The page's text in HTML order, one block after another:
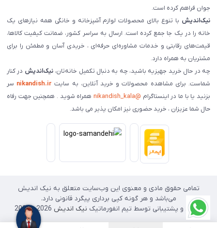
جوان فراهم کرده است.
نیک‌اندیش با تنوع بالای محصولات لوازم آشپزخانه و خانگی همه نیازهای یک
خانه را در یک جا جمع کرده است. ارسال به سراسر کشور، ضمانت کیفیت کالاها،
قیمت‌های رقابتی و خدمات مشاوره‌ای حرفه‌ای ، خریدی آسان و مطمئن را برای
مشتریان به همراه دارد.
چه در حال خرید جهیزیه باشید، چه به دنبال تکمیل خانه‌تان،نیک‌اندیش در کنار
شماست. برای مشاهده محصولات و خرید آنلاین، به سایت nikandish.ir سر
بزنید یا با ما در اینستاگرام @nikandish_kala
همراه شوید . همچنین جهت رفاه
حال شما عزیزان ، خرید حضوری نیز امکان پذیر می باشد.
تمامی حقوق مادی و معنوی این وب‌سایت متعلق به نیک اندیش
می‌باشد و هر گونه کپی برداری پیگرد قانونی دارد.
طراحی و پشتیبانی توسط تیم انفورماتیک نیک اندیش 2026 - 2025